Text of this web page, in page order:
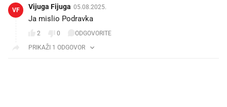
VF Vijuga Fijuga 05.08.2025.
Ja mislio Podravka
2 0
ODGOVORITE
PRIKAŽI 1 ODGOVOR